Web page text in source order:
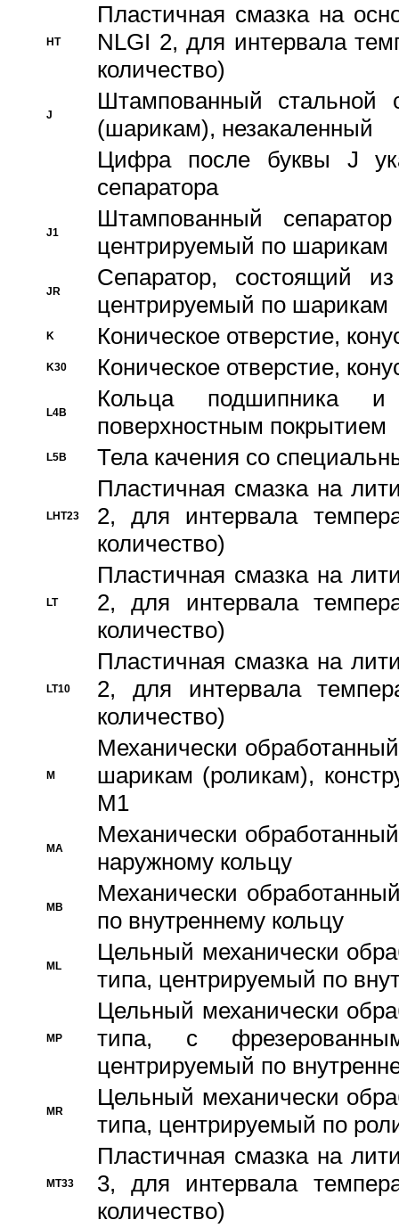
HT
Пластичная смазка на
NLGI 2, для интервала
количество)
J
Штампованный стальной
(шарикам), незакаленный
Цифра после буквы J
сепаратора
J1
Штампованный
центрируемый по шарикам
JR
Сепаратор, состоящий
центрируемый по шарикам
K Коническое отверстие,
K30 Коническое отверстие,
L4B
Кольца подшипника
поверхностным покрытием
L5B Тела качения со
LHT23
Пластичная смазка на
2, для интервала
количество)
LT
Пластичная смазка на
2, для интервала
количество)
LT10
Пластичная смазка на
2, для интервала
количество)
M
Механически
шарикам (роликам),
M1
MA
Механически
наружному кольцу
MB
Механически
по внутреннему кольцу
ML
Цельный механически
типа, центрируемый по
MP
Цельный механически
типа, с
центрируемый по
MR
Цельный механически
типа, центрируемый по
MT33
Пластичная смазка на
3, для интервала
количество)